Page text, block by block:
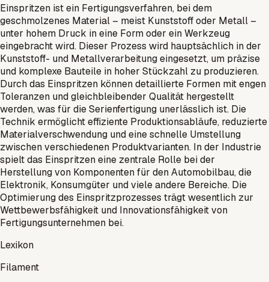
Einspritzen ist ein Fertigungsverfahren, bei dem
geschmolzenes Material – meist Kunststoff oder Metall –
unter hohem Druck in eine Form oder ein Werkzeug
eingebracht wird. Dieser Prozess wird hauptsächlich in der
Kunststoff- und Metallverarbeitung eingesetzt, um präzise
und komplexe Bauteile in hoher Stückzahl zu produzieren.
Durch das Einspritzen können detaillierte Formen mit engen
Toleranzen und gleichbleibender Qualität hergestellt
werden, was für die Serienfertigung unerlässlich ist. Die
Technik ermöglicht effiziente Produktionsabläufe, reduzierte
Materialverschwendung und eine schnelle Umstellung
zwischen verschiedenen Produktvarianten. In der Industrie
spielt das Einspritzen eine zentrale Rolle bei der
Herstellung von Komponenten für den Automobilbau, die
Elektronik, Konsumgüter und viele andere Bereiche. Die
Optimierung des Einspritzprozesses trägt wesentlich zur
Wettbewerbsfähigkeit und Innovationsfähigkeit von
Fertigungsunternehmen bei.
Lexikon
Filament